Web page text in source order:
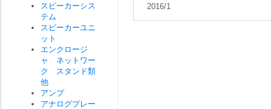
2016/1
スピーカーシス
テム
スピーカーユニ
ット
エンクロージ
ャ ネットワー
ク スタンド類
他
アンプ
アナログプレー